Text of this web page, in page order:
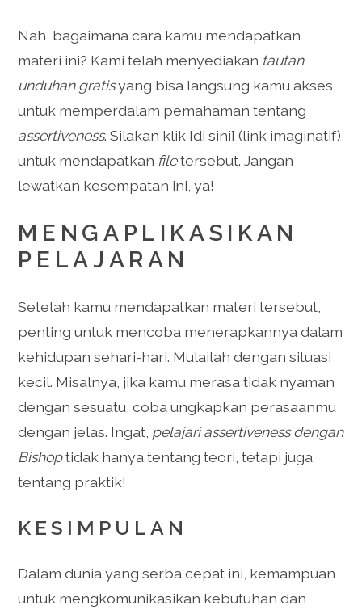
Nah, bagaimana cara kamu mendapatkan
materi ini? Kami telah menyediakan tautan
unduhan gratisyang bisa langsung kamu akses
untuk memperdalam pemahaman tentang
assertiveness. Silakan klik [di sini] (link imaginatif)
untuk mendapatkan filetersebut. Jangan
lewatkan kesempatan ini, ya!
MENGAPLIKASIKAN
PELAJARAN
Setelah kamu mendapatkan materi tersebut,
penting untuk mencoba menerapkannya dalam
kehidupan sehari-hari. Mulailah dengan situasi
kecil. Misalnya, jika kamu merasa tidak nyaman
dengan sesuatu, coba ungkapkan perasaanmu
dengan jelas. Ingat, pelajari assertiveness dengan
Bishoptidak hanya tentang teori, tetapi juga
tentang praktik!
KESIMPULAN
Dalam dunia yang serba cepat ini, kemampuan
untuk mengkomunikasikan kebutuhan dan